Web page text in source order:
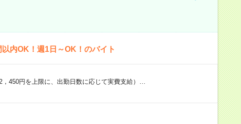
内OK！週1日～OK！のバイト
，450円を上限に、出勤日数に応じて実費支給）…